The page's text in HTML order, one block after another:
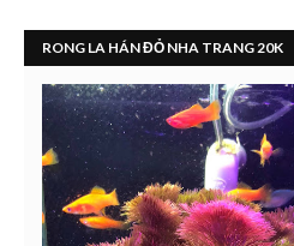
RONG LA HÁN ĐỎ NHA TRANG 20K